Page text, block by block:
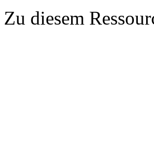
Zu diesem